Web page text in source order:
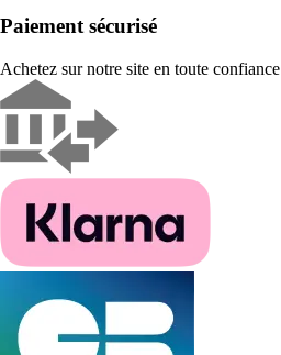
Paiement sécurisé
Achetez sur notre site en toute confiance